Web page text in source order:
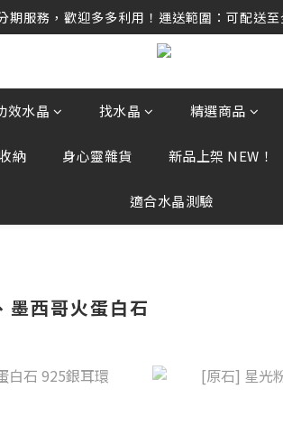
期服務，歡迎多多利用！運送範圍：可配送
期服務，歡迎多多利用！運送範圍：可配送
單資訊、補運費差額或付款，請勿點選任何
期服務，歡迎多多利用！運送範圍：可配
效水晶 找水晶 精選商品
納 身心靈雜貨 新品上架 NEW！
適合水晶測驗
墨西哥火蛋白石